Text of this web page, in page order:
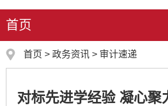
首页
首页 > 政务资讯 > 审计速递
对标先进学经验 凝心